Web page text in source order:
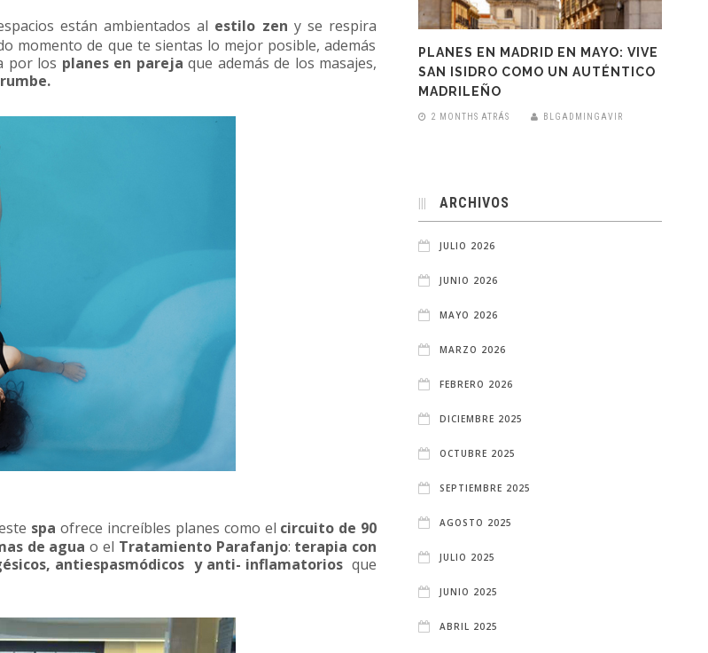
están ambientados al estilo zen y se respira
momento de que te sientas lo mejor posible, además
por los planes en pareja que además de los masajes,
spa ofrece increíbles planes como el circuito de 90
de aguao el Tratamiento Parafanjo: terapia con
antiespasmódicos y anti- inflamatoriosque
PLANES EN MADRID EN MAYO: VIVE
SAN ISIDRO COMO UN AUTÉNTICO
MADRILEÑO
2 MONTHS ATRÁS BLGADMINGAVIR
ARCHIVOS
JULIO 2026
JUNIO 2026
MAYO 2026
MARZO 2026
FEBRERO 2026
DICIEMBRE 2025
OCTUBRE 2025
SEPTIEMBRE 2025
AGOSTO 2025
JULIO 2025
JUNIO 2025
ABRIL 2025